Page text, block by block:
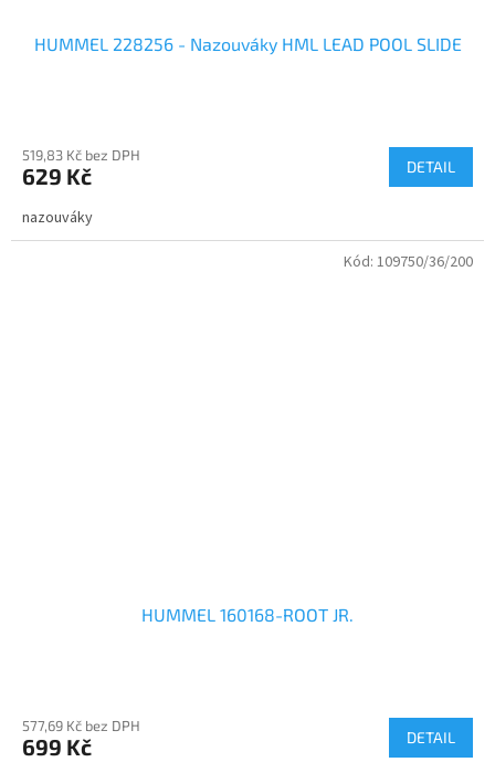
HUMMEL 228256 - Nazouváky HML LEAD POOL SLIDE
519,83 Kč bez DPH
629 Kč DETAIL
nazouváky
HUMMEL 160168-ROOT JR.
577,69 Kč bez DPH
699 Kč DETAIL
Kód: 109750/36/200